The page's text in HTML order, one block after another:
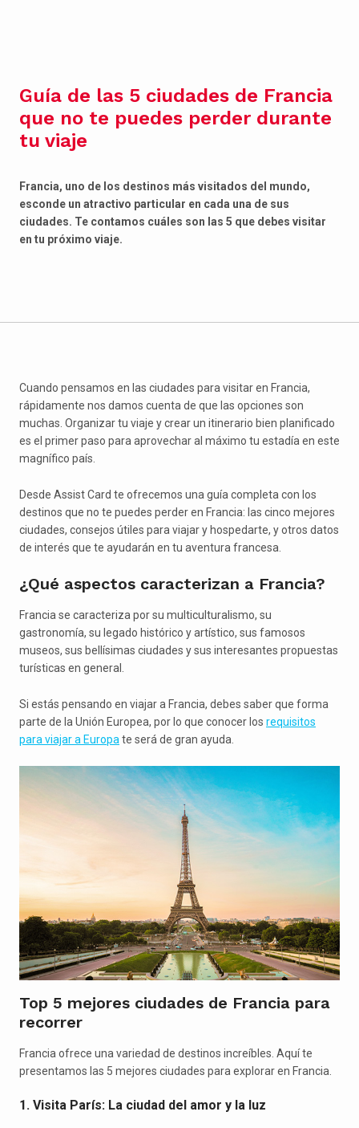
Guía de las 5 ciudades de Francia
que no te puedes perder durante
tu viaje
Francia, uno de los destinos más visitados del mundo,
esconde un atractivo particular en cada una de sus
ciudades. Te contamos cuáles son las 5 que debes visitar
en tu próximo viaje.
Cuando pensamos en las ciudades para visitar en Francia,
rápidamente nos damos cuenta de que las opciones son
muchas. Organizar tu viaje y crear un itinerario bien planificado
es el primer paso para aprovechar al máximo tu estadía en este
magnífico país.
Desde Assist Card te ofrecemos una guía completa con los
destinos que no te puedes perder en Francia: las cinco mejores
ciudades, consejos útiles para viajar y hospedarte, y otros datos
de interés que te ayudarán en tu aventura francesa.
¿Qué aspectos caracterizan a Francia?
Francia se caracteriza por su multiculturalismo, su
gastronomía, su legado histórico y artístico, sus famosos
museos, sus bellísimas ciudades y sus interesantes propuestas
turísticas en general.
Si estás pensando en viajar a Francia, debes saber que forma
parte de la Unión Europea, por lo que conocer los requisitos
para viajar a Europa te será de gran ayuda.
Top 5 mejores ciudades de Francia para
recorrer
Francia ofrece una variedad de destinos increíbles. Aquí te
presentamos las 5 mejores ciudades para explorar en Francia.
1. Visita París: La ciudad del amor y la luz